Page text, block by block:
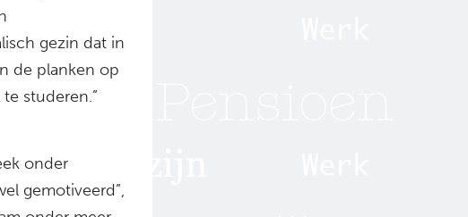
gezin dat in
de planken op
studeren.”
onder
gemotiveerd”,